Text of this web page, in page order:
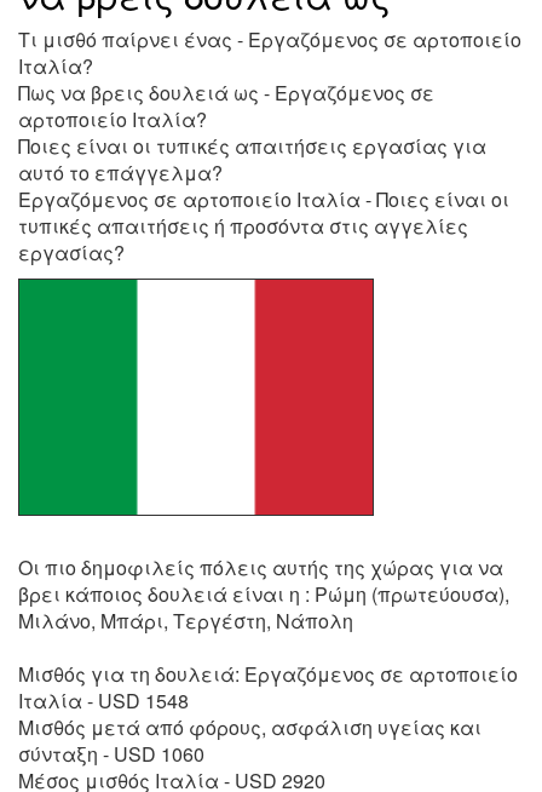
Τι μισθό παίρνει ένας - Εργαζόμενος σε αρτοποιείο
Ιταλία?
Πως να βρεις δουλειά ως - Εργαζόμενος σε
αρτοποιείο Ιταλία?
Ποιες είναι οι τυπικές απαιτήσεις εργασίας για
αυτό το επάγγελμα?
Εργαζόμενος σε αρτοποιείο Ιταλία - Ποιες είναι οι
τυπικές απαιτήσεις ή προσόντα στις αγγελίες
εργασίας?
Οι πιο δημοφιλείς πόλεις αυτής της χώρας για να
βρει κάποιος δουλειά είναι η : Ρώμη (πρωτεύουσα),
Μιλάνο, Μπάρι, Τεργέστη, Νάπολη
Μισθός για τη δουλειά: Εργαζόμενος σε αρτοποιείο
Ιταλία - USD 1548
Μισθός μετά από φόρους, ασφάλιση υγείας και
σύνταξη - USD 1060
Μέσος μισθός Ιταλία - USD 2920